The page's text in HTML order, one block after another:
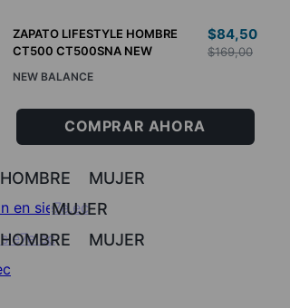
ZAPATO LIFESTYLE HOMBRE
CT500 CT500SNA NEW
$84,50
$169,00
NEW BALANCE
COMPRAR AHORA
HOMBRE
MUJER
MUJER
HOMBRE
MUJER